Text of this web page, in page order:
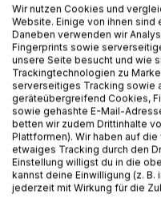
Titel bewerten
BESCHREIBUNG
Nachdem in Lauras
sich vorgestellt hatte,
Wir nutzen Cookies und
Website. Einige von ihnen
Daneben verwenden wir
Fingerprints sowie
unsere Seite besucht und wie
Trackingtechnologien zu
serverseitiges Tracking sowie
geräteübergreifend Cookies,
sowie gehashte E-Mail-
betten wir zudem Drittinhalte
Plattformen). Wir haben auf
etwaiges Tracking durch den
Einstellung willigst du in die
kannst deine Einwilligung (z. B.
jederzeit mit Wirkung für die